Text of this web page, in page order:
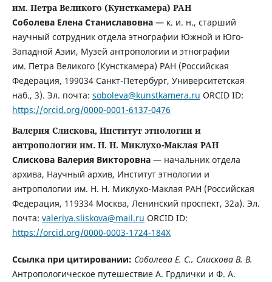
им. Петра Великого (Кунсткамера) РАН
Соболева Елена Станиславовна— к. и. н., старший
научный сотрудник отдела этнографии Южной и Юго-
Западной Азии, Музей антропологии и этнографии
им. Петра Великого (Кунсткамера) РАН (Российская
Федерация, 199034 Санкт-Петербург, Университетская
наб., 3). Эл. почта: soboleva@kunstkamera.ru ORCID ID:
https://orcid.org/0000-0001-6137-0476
Валерия Слискова, Институт этнологии и
антропологии им. Н. Н. Миклухо-Маклая РАН
Слискова Валерия Викторовна— начальник отдела
архива, Научный архив, Институт этнологии и
антропологии им. Н. Н. Миклухо-Маклая РАН (Российская
Федерация, 119334 Москва, Ленинский проспект, 32а). Эл.
почта: valeriya.sliskova@mail.ru ORCID ID:
https://orcid.org/0000-0003-1724-184X
Ссылка при цитировании: Соболева Е. С., Слискова В. В.
Антропологическое путешествие А. Грдлички и Ф. А.